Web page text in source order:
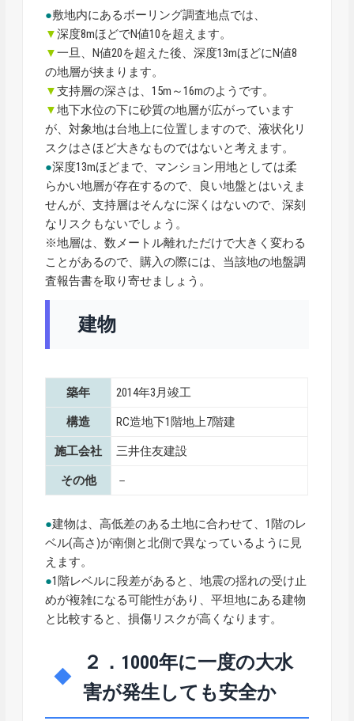
●敷地内にあるボーリング調査地点では、
▼深度8mほどでN値10を超えます。
▼一旦、N値20を超えた後、深度13mほどにN値8
の地層が挟まります。
▼支持層の深さは、15m～16mのようです。
▼地下水位の下に砂質の地層が広がっています
が、対象地は台地上に位置しますので、液状化リ
スクはさほど大きなものではないと考えます。
●深度13mほどまで、マンション用地としては柔
らかい地層が存在するので、良い地盤とはいえま
せんが、支持層はそんなに深くはないので、深刻
なリスクもないでしょう。
※地層は、数メートル離れただけで大きく変わる
ことがあるので、購入の際には、当該地の地盤調
査報告書を取り寄せましょう。
建物
築年 2014年3月竣工
構造 RC造地下1階地上7階建
施工会社 三井住友建設
その他 －
●建物は、高低差のある土地に合わせて、1階のレ
ベル(高さ)が南側と北側で異なっているように見
えます。
●1階レベルに段差があると、地震の揺れの受け止
めが複雑になる可能性があり、平坦地にある建物
と比較すると、損傷リスクが高くなります。
２．1000年に一度の大水
害が発生しても安全か